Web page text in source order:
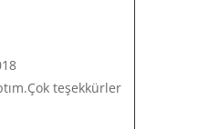
teşekkürler